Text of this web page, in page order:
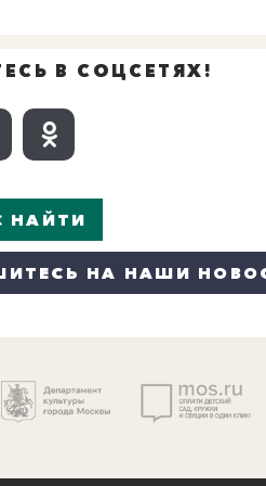
В СОЦСЕТЯХ!
НАЙТИ
НА НАШИ